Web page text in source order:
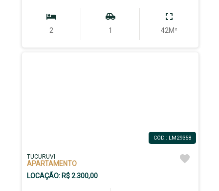
2 1 42M²
CÓD.: LM29358
TUCURUVI
APARTAMENTO
LOCAÇÃO: R$ 2.300,00